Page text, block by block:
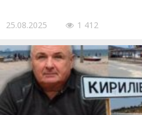
25.08.2025 1 412